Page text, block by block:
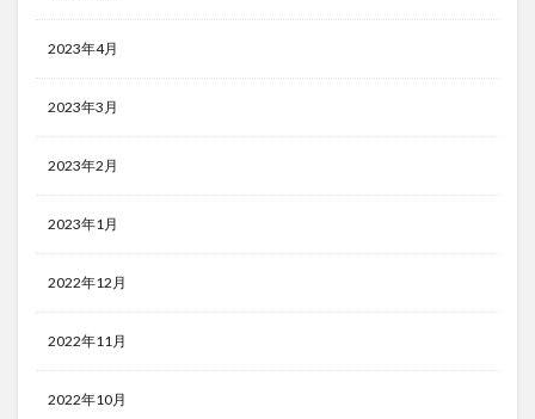
2023年4月
2023年3月
2023年2月
2023年1月
2022年12月
2022年11月
2022年10月